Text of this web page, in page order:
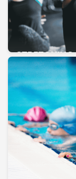
STRETCHING